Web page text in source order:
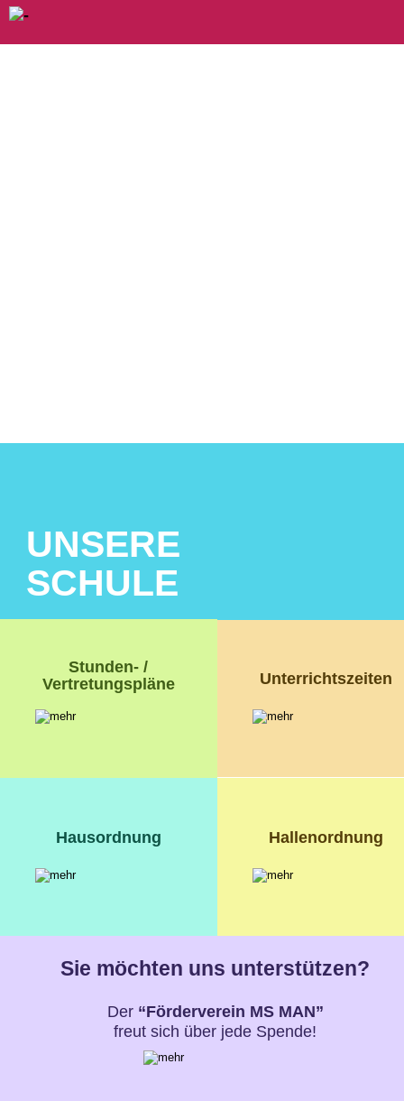
Sie möchten uns unterstützen?
Der “Förderverein MS MAN”
freut sich über jede Spende!
Hausordnung Hallenordnung
Unterrichtszeiten
UNSERE
SCHULE
Stunden- /
Vertretungspläne